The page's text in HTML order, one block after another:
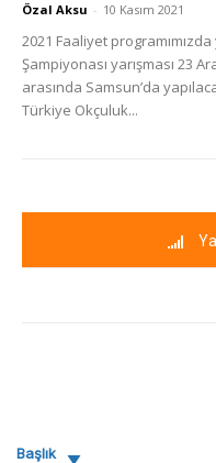
Özal Aksu - 10 Kasım 2021
2021 Faaliyet
Şampiyonası yarışması 23
arasında Samsun’da
Türkiye Okçuluk...
Başlık